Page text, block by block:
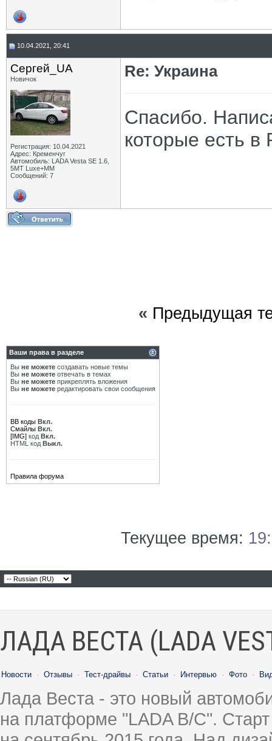
10.04.2021, 20:41
Сергей_UA
Новичок
Регистрация: 10.04.2021
Адрес: Кременчуг
Автомобиль: LADA Vesta SE 1.6,
5МТ Luxe+MM
Сообщений: 7
Re: Украина
Спасибо.
которые есть в
« Предыдущая
Ваши права в разделе
Вы не можете создавать новые темы
Вы не можете отвечать в темах
Вы не можете прикреплять вложения
Вы не можете редактировать свои сообщения
BB коды Вкл.
Смайлы Вкл.
[IMG] код Вкл.
HTML код Выкл.
Правила форума
Текущее время:
ЛАДА ВЕСТА (LADA
Новости · Отзывы · Тест-драйвы · Статьи · Интервью · Фото ·
Лада Веста - это новый
на платформе "LADA B/C".